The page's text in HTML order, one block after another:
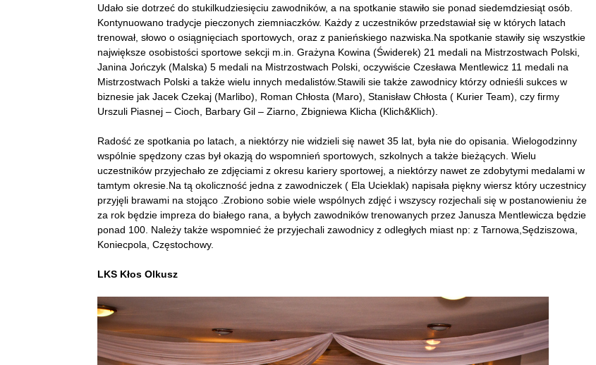
Udało sie dotrzeć do stukilkudziesięciu zawodników, a na spotkanie stawiło sie ponad siedemdziesiąt osób.
Kontynuowano tradycje pieczonych ziemniaczków. Każdy z uczestników przedstawiał się w których latach
trenował, słowo o osiągnięciach sportowych, oraz z panieńskiego nazwiska.Na spotkanie stawiły się wszystkie
największe osobistości sportowe sekcji m.in. Grażyna Kowina (Świderek) 21 medali na Mistrzostwach Polski,
Janina Jończyk (Malska) 5 medali na Mistrzostwach Polski, oczywiście Czesława Mentlewicz 11 medali na
Mistrzostwach Polski a także wielu innych medalistów.Stawili sie także zawodnicy którzy odnieśli sukces w
biznesie jak Jacek Czekaj (Marlibo), Roman Chłosta (Maro), Stanisław Chłosta ( Kurier Team), czy firmy
Urszuli Piasnej – Cioch, Barbary Gil – Ziarno, Zbigniewa Klicha (Klich&Klich).
Radość ze spotkania po latach, a niektórzy nie widzieli się nawet 35 lat, była nie do opisania. Wielogodzinny
wspólnie spędzony czas był okazją do wspomnień sportowych, szkolnych a także bieżących. Wielu
uczestników przyjechało ze zdjęciami z okresu kariery sportowej, a niektórzy nawet ze zdobytymi medalami w
tamtym okresie.Na tą okoliczność jedna z zawodniczek ( Ela Ucieklak) napisała piękny wiersz który uczestnicy
przyjęli brawami na stojąco .Zrobiono sobie wiele wspólnych zdjęć i wszyscy rozjechali się w postanowieniu że
za rok będzie impreza do białego rana, a byłych zawodników trenowanych przez Janusza Mentlewicza będzie
ponad 100. Należy także wspomnieć że przyjechali zawodnicy z odległych miast np: z Tarnowa,Sędziszowa,
Koniecpola, Częstochowy.
LKS Kłos Olkusz